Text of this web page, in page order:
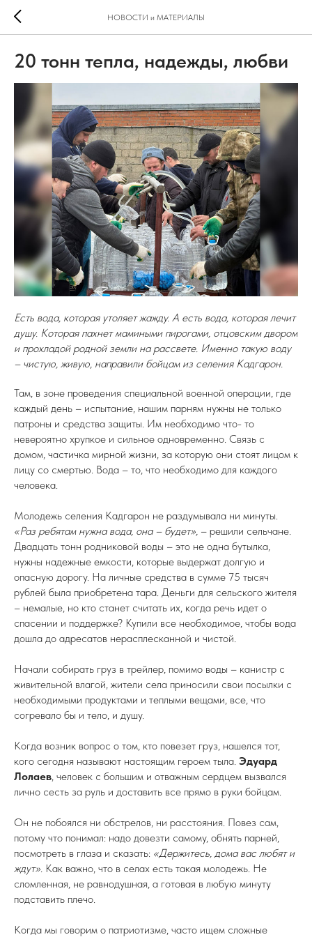
НОВОСТИ и МАТЕРИАЛЫ
20 тонн тепла, надежды, любви
Есть вода, которая утоляет жажду. А есть вода, которая лечит
душу. Которая пахнет мамиными пирогами, отцовским двором
и прохладой родной земли на рассвете. Именно такую воду
– чистую, живую, направили бойцам из селения Кадгарон.
Там, в зоне проведения специальной военной операции, где
каждый день – испытание, нашим парням нужны не только
патроны и средства защиты. Им необходимо что- то
невероятно хрупкое и сильное одновременно. Связь с
домом, частичка мирной жизни, за которую они стоят лицом к
лицу со смертью. Вода – то, что необходимо для каждого
человека.
Молодежь селения Кадгарон не раздумывала ни минуты.
«Раз ребятам нужна вода, она – будет», – решили сельчане.
Двадцать тонн родниковой воды – это не одна бутылка,
нужны надежные емкости, которые выдержат долгую и
опасную дорогу. На личные средства в сумме 75 тысяч
рублей была приобретена тара. Деньги для сельского жителя
– немалые, но кто станет считать их, когда речь идет о
спасении и поддержке? Купили все необходимое, чтобы вода
дошла до адресатов нерасплесканной и чистой.
Начали собирать груз в трейлер, помимо воды – канистр с
живительной влагой, жители села приносили свои посылки с
необходимыми продуктами и теплыми вещами, все, что
согревало бы и тело, и душу.
Когда возник вопрос о том, кто повезет груз, нашелся тот,
кого сегодня называют настоящим героем тыла. Эдуард
Лолаев, человек с большим и отважным сердцем вызвался
лично сесть за руль и доставить все прямо в руки бойцам.
Он не побоялся ни обстрелов, ни расстояния. Повез сам,
потому что понимал: надо довезти самому, обнять парней,
посмотреть в глаза и сказать: «Держитесь, дома вас любят и
ждут». Как важно, что в селах есть такая молодежь. Не
сломленная, не равнодушная, а готовая в любую минуту
подставить плечо.
Когда мы говорим о патриотизме, часто ищем сложные